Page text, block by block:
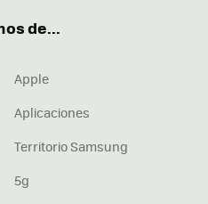
de...
Apple
Aplicaciones
Territorio Samsung
5g